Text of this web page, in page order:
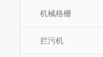
机械格栅
拦污机